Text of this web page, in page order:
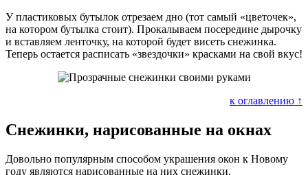
У пластиковых бутылок отрезаем дно (тот самый «цветочек»,
на котором бутылка стоит). Прокалываем посередине дырочку
и вставляем ленточку, на которой будет висеть снежинка.
Теперь остается расписать «звездочки» красками на свой вкус!
к оглавлению ↑
Снежинки, нарисованные на окнах
Довольно популярным способом украшения окон к Новому
году являются нарисованные на них снежинки.